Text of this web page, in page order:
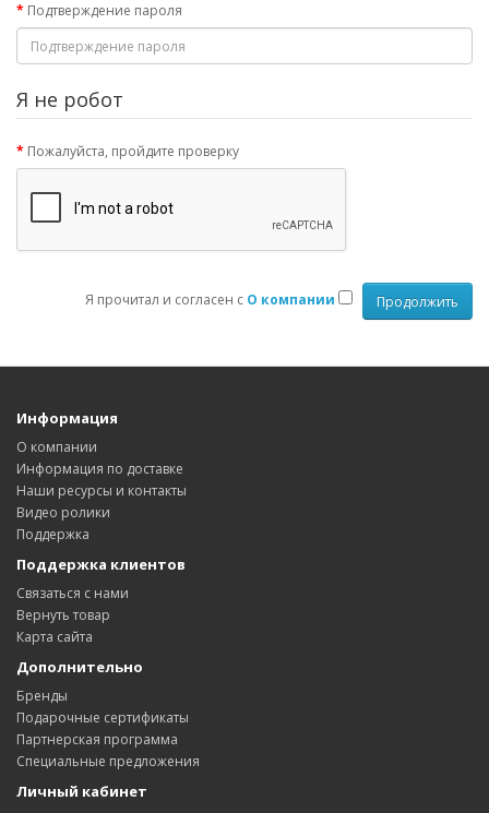
Подтверждение пароля
Я не робот
Пожалуйста, пройдите проверку
Я прочитал и согласен с О компании
Информация
О компании
Информация по доставке
Наши ресурсы и контакты
Видео ролики
Поддержка
Поддержка клиентов
Связаться с нами
Вернуть товар
Карта сайта
Дополнительно
Бренды
Подарочные сертификаты
Партнерская программа
Специальные предложения
Личный кабинет